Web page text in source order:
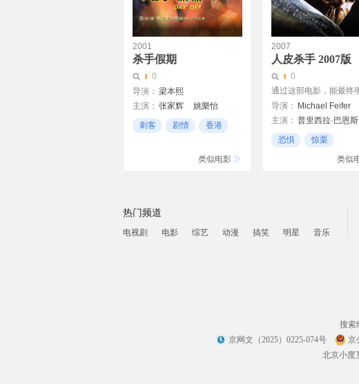
2001
杀手假期
0
导演： 梁本熙
主演： 张家辉
姚樂怡
林可兒
刺客 剧情 香港
类似电影
2007
人皮杀手 2007版
0
通过这部电影，能最终
导演：
Michael Feifer
主演： 普里西拉·巴恩斯
Stan Bly
恐惧
惊栗
类似
热门频道
电视剧 电影 综艺 动漫 搞笑 明星 音乐
搜索
京网文（2025）0225-074号
京
北京小度